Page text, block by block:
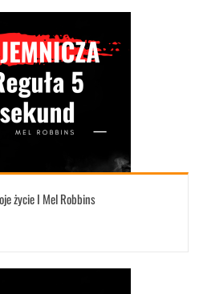
życie I Mel Robbins